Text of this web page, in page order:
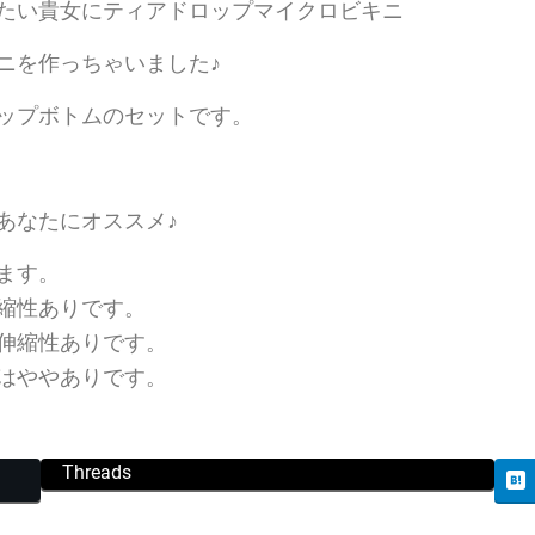
い貴女にティアドロップマイクロビキニ
を作っちゃいました♪
ボトムのセットです。
なたにオススメ♪
。
性ありです。
性ありです。
やありです。
Threads